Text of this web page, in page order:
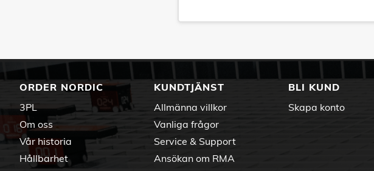
ORDER NORDIC
3PL
Om oss
Vår historia
Hållbarhet
KUNDTJÄNST
Allmänna villkor
Vanliga frågor
Service & Support
Ansökan om RMA
BLI KUND
Skapa konto